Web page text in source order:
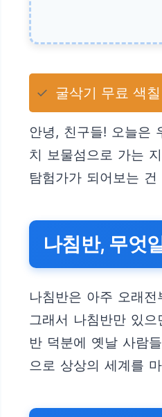
✓ 굴삭기 무료 색
안녕, 친구들! 오늘은
치 보물섬으로 가는
탐험가가 되어보는
나침반, 무엇
나침반은 아주 오래
그래서 나침반만 있
반 덕분에 옛날 사람
으로 상상의 세계를